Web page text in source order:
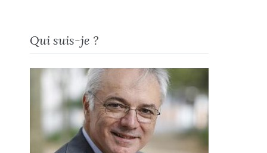
Qui suis-je ?